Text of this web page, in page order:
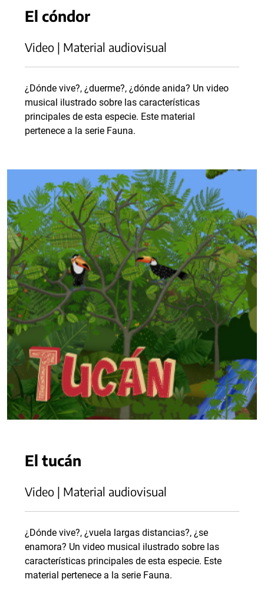
El cóndor
Video | Material audiovisual
¿Dónde vive?, ¿duerme?, ¿dónde anida? Un video
musical ilustrado sobre las características
principales de esta especie. Este material
pertenece a la serie Fauna.
El tucán
Video | Material audiovisual
¿Dónde vive?, ¿vuela largas distancias?, ¿se
enamora? Un video musical ilustrado sobre las
características principales de esta especie. Este
material pertenece a la serie Fauna.